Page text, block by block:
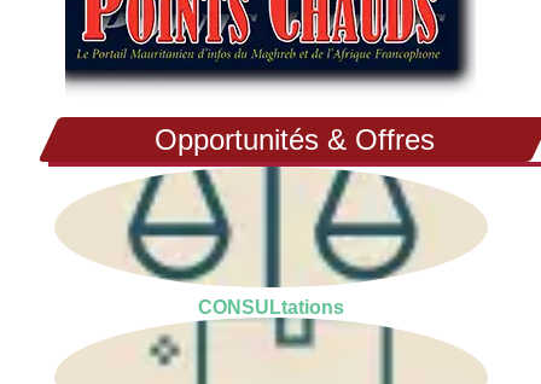
Opportunités & Offres
CONSULtations